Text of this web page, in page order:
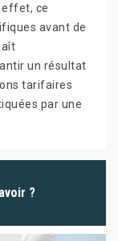
effet, ce
avant de
un résultat
tarifaires
par une
?